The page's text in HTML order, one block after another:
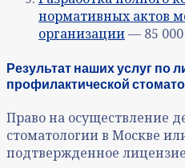
нормативных актов
организации— 85
Результат наших услуг по
профилактической
Право на осуществление
стоматологии в Москве
подтвержденное